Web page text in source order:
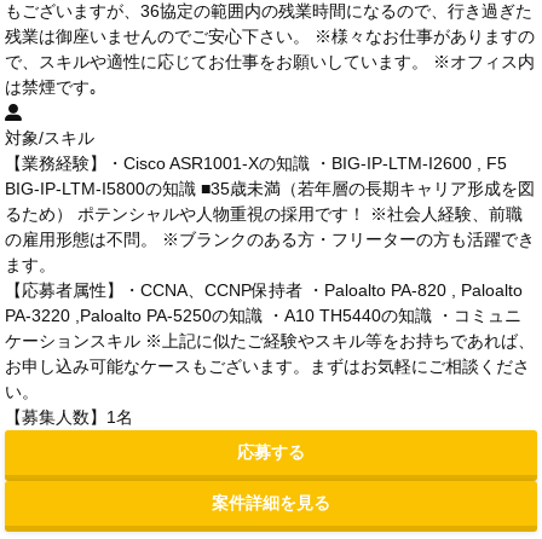
もございますが、36協定の範囲内の残業時間になるので、行き過ぎた
残業は御座いませんのでご安心下さい。 ※様々なお仕事がありますの
で、スキルや適性に応じてお仕事をお願いしています。 ※オフィス内
は禁煙です｡
対象/スキル
【業務経験】・Cisco ASR1001-Xの知識 ・BIG-IP-LTM-I2600 , F5
BIG-IP-LTM-I5800の知識 ■35歳未満（若年層の長期キャリア形成を図
るため） ポテンシャルや人物重視の採用です！ ※社会人経験、前職
の雇用形態は不問。 ※ブランクのある方・フリーターの方も活躍でき
ます。
【応募者属性】・CCNA、CCNP保持者 ・Paloalto PA-820 , Paloalto
PA-3220 ,Paloalto PA-5250の知識 ・A10 TH5440の知識 ・コミュニ
ケーションスキル ※上記に似たご経験やスキル等をお持ちであれば、
お申し込み可能なケースもございます。まずはお気軽にご相談くださ
い。
【募集人数】1名
応募する
案件詳細を見る